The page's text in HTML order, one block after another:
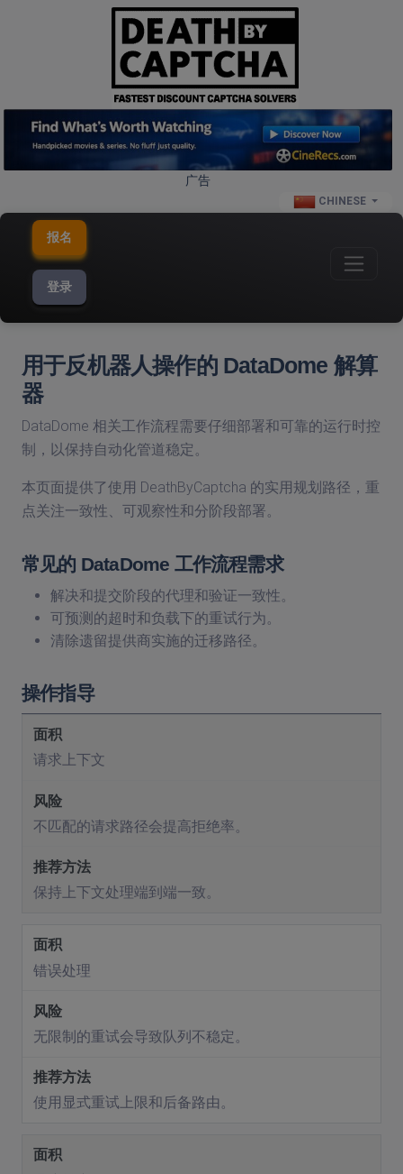
广告
CHINESE
报名
登录
用于反机器人操作的 DataDome 解算
器
DataDome 相关工作流程需要仔细部署和可靠的运行时控
制，以保持自动化管道稳定。
本页面提供了使用 DeathByCaptcha 的实用规划路径，重
点关注一致性、可观察性和分阶段部署。
常见的 DataDome 工作流程需求
解决和提交阶段的代理和验证一致性。
可预测的超时和负载下的重试行为。
清除遗留提供商实施的迁移路径。
操作指导
请求上下文
不匹配的请求路径会提高拒绝率。
保持上下文处理端到端一致。
错误处理
无限制的重试会导致队列不稳定。
使用显式重试上限和后备路由。